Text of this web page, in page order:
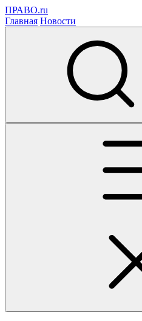
ПРАВО.ru
Главная Новости